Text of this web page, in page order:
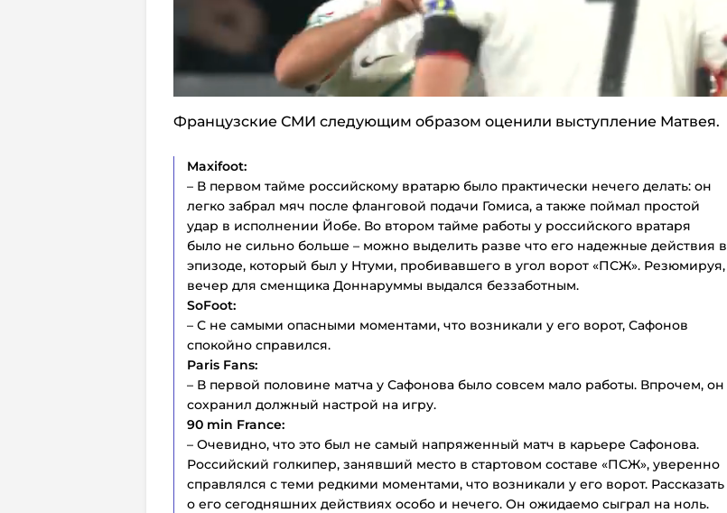
Французские СМИ следующим образом оценили выступление Матвея.
Maxifoot:
– В первом тайме российскому вратарю было практически нечего делать: он
легко забрал мяч после фланговой подачи Гомиса, а также поймал простой
удар в исполнении Йобе. Во втором тайме работы у российского вратаря
было не сильно больше – можно выделить разве что его надежные действия в
эпизоде, который был у Нтуми, пробивавшего в угол ворот «ПСЖ». Резюмируя,
вечер для сменщика Доннаруммы выдался беззаботным.
SoFoot:
– С не самыми опасными моментами, что возникали у его ворот, Сафонов
спокойно справился.
Paris Fans:
– В первой половине матча у Сафонова было совсем мало работы. Впрочем, он
сохранил должный настрой на игру.
90 min France:
– Очевидно, что это был не самый напряженный матч в карьере Сафонова.
Российский голкипер, занявший место в стартовом составе «ПСЖ», уверенно
справлялся с теми редкими моментами, что возникали у его ворот. Рассказать
о его сегодняшних действиях особо и нечего. Он ожидаемо сыграл на ноль.